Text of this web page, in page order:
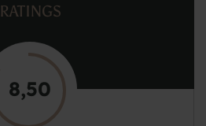
RATINGS
8,50